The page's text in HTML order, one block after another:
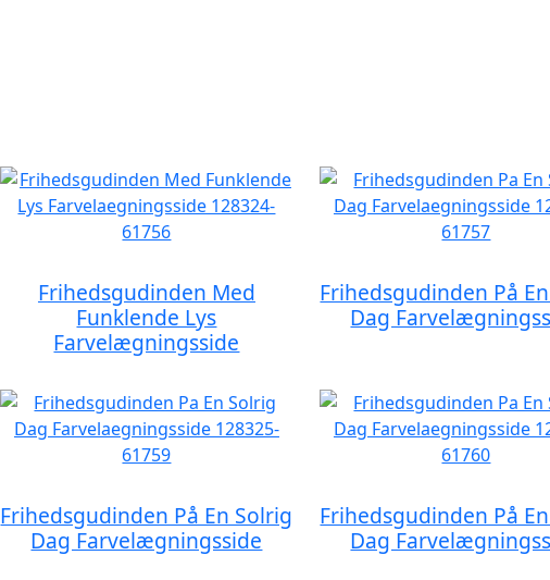
Frihedsgudinden Med
Funklende Lys
Farvelægningsside
Frihedsgudinden På
Dag
Frihedsgudinden På En Solrig
Dag Farvelægningsside
Frihedsgudinden På
Dag